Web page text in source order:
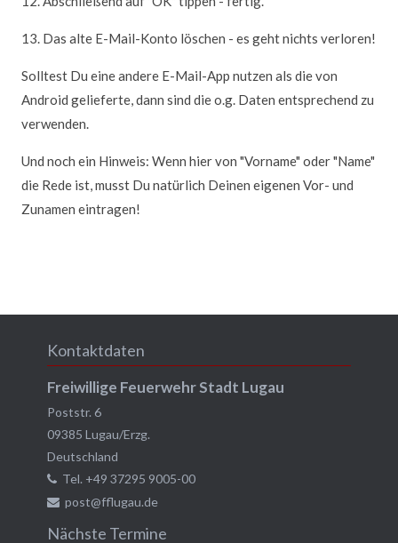
13. Das alte E-Mail-Konto löschen - es geht nichts verloren!
Solltest Du eine andere E-Mail-App nutzen als die von
Android gelieferte, dann sind die o.g. Daten entsprechend zu
verwenden.
Und noch ein Hinweis: Wenn hier von "Vorname" oder "Name"
die Rede ist, musst Du natürlich Deinen eigenen Vor- und
Zunamen eintragen!
Kontaktdaten
Freiwillige Feuerwehr Stadt Lugau
Poststr. 6
09385 Lugau/Erzg.
Deutschland
Tel. +49 37295 9005-00
post@fflugau.de
Nächste Termine